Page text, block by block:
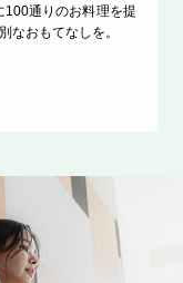
100通りのお料理を提
なおもてなしを。